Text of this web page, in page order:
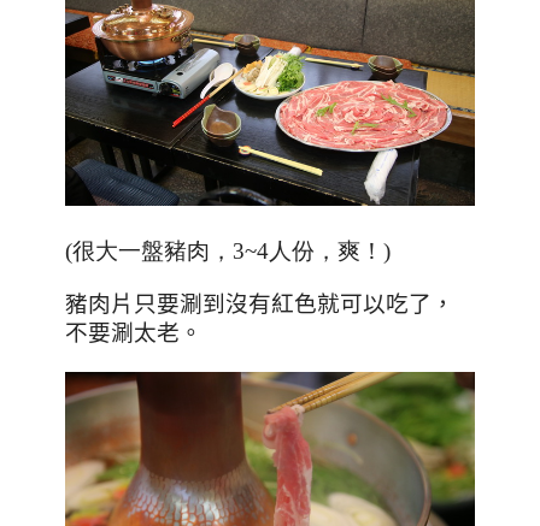
(很大一盤豬肉，3~4人份，爽！)
豬肉片只要涮到沒有紅色就可以吃了，
不要涮太老。